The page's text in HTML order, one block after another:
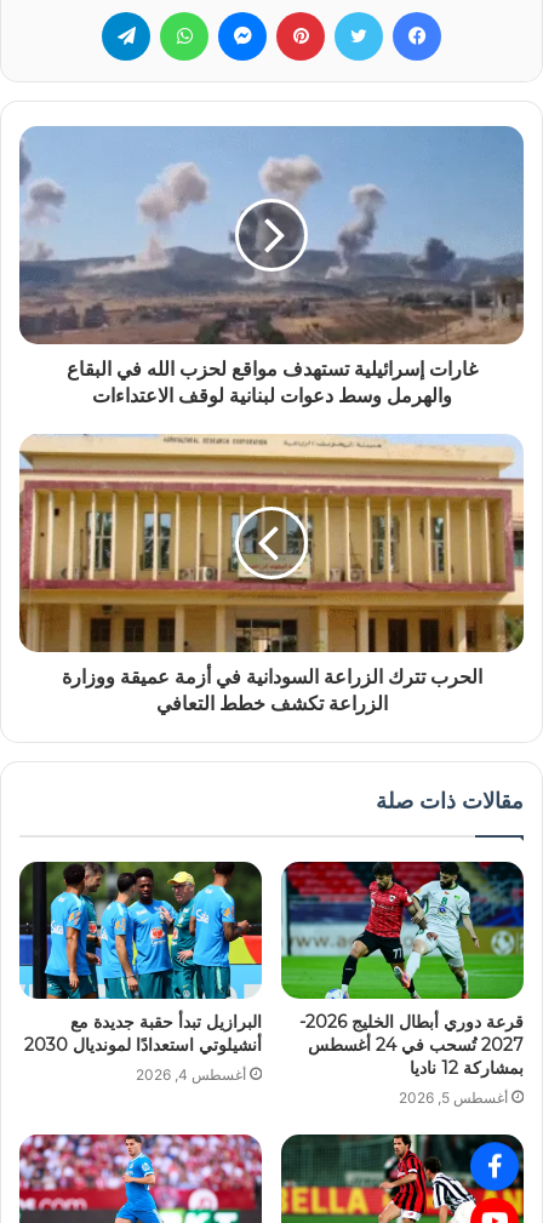
فيسبوك تويتر بينتيريست ماسنجر واتساب
غارات إسرائيلية تستهدف مواقع لحزب الله في البقاع
والهرمل وسط دعوات لبنانية لوقف الاعتداءات
الحرب تترك الزراعة السودانية في أزمة عميقة ووزارة
الزراعة تكشف خطط التعافي
مقالات ذات صلة
قرعة دوري أبطال الخليج 2026-
2027 تُسحب في 24 أغسطس
بمشاركة 12 ناديا
أغسطس 5, 2026
البرازيل تبدأ حقبة جديدة مع
أنشيلوتي استعدادًا لمونديال 2030
أغسطس 4, 2026